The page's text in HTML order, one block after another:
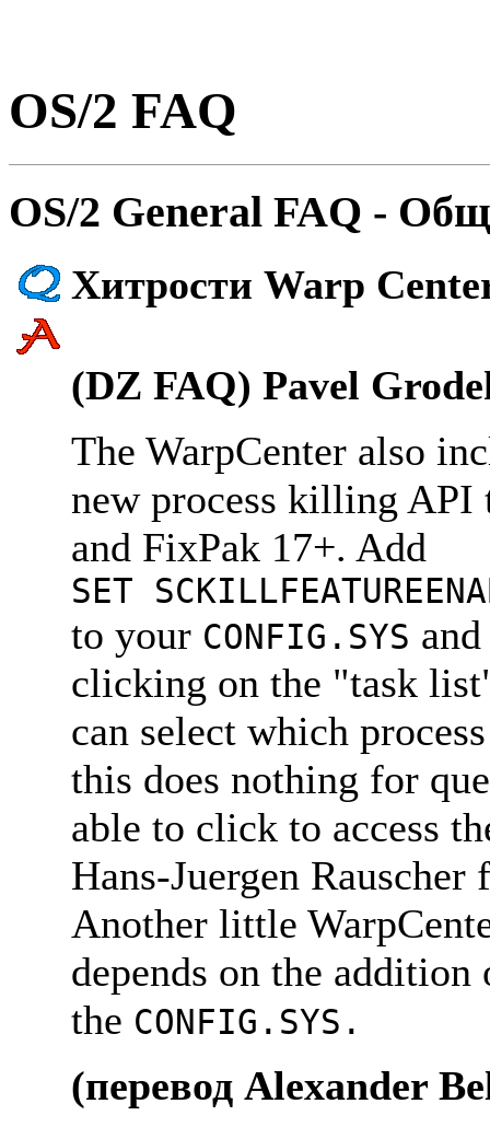
OS/2 FAQ
OS/2 General FAQ -
Хитрости Warp
(DZ FAQ) Pavel
The WarpCenter also
new process killing API
and FixPak 17+. Add
SET
to your CONFIG.SYS
clicking on the "task
can select which
this does nothing for
able to click to access
Hans-Juergen
Another little
depends on the
the CONFIG.SYS.
(перевод Alexander